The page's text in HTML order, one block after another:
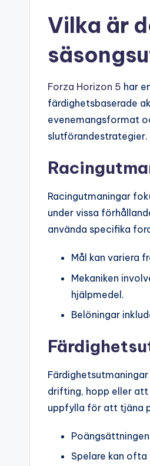
Vilka är
Forza Horizon 5 har
färdighetsbaserade
evenemangsformat
slutförandestrategier.
Racingutmaningar
under vissa
använda specifika
Mål kan variera
Mekaniken
hjälpmedel.
Belöningar
drifting, hopp eller att
uppfylla för att tjäna
Spelare kan